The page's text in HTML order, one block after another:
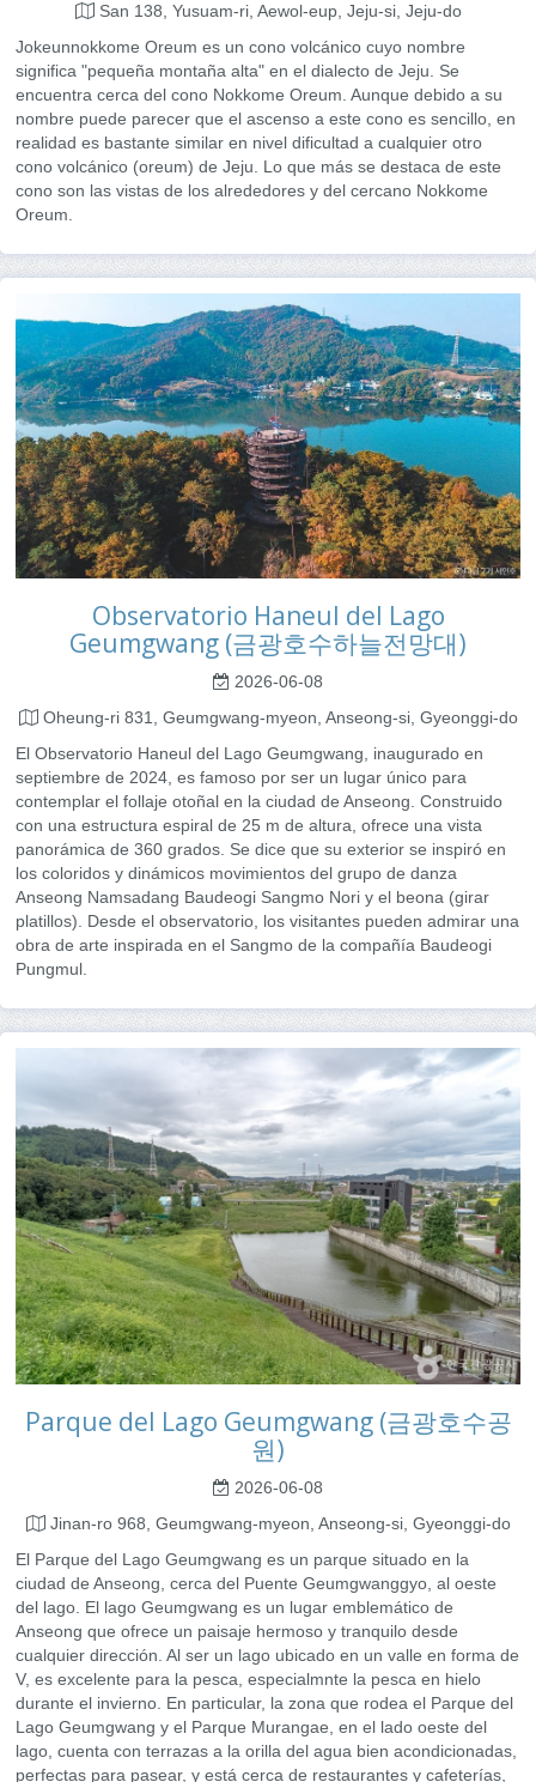
San 138, Yusuam-ri, Aewol-eup, Jeju-si, Jeju-do
Jokeunnokkome Oreum es un cono volcánico cuyo nombre
significa "pequeña montaña alta" en el dialecto de Jeju. Se
encuentra cerca del cono Nokkome Oreum. Aunque debido a su
nombre puede parecer que el ascenso a este cono es sencillo, en
realidad es bastante similar en nivel dificultad a cualquier otro
cono volcánico (oreum) de Jeju. Lo que más se destaca de este
cono son las vistas de los alrededores y del cercano Nokkome
Oreum.
Observatorio Haneul del Lago
Geumgwang (금광호수하늘전망대)
2026-06-08
Oheung-ri 831, Geumgwang-myeon, Anseong-si, Gyeonggi-do
El Observatorio Haneul del Lago Geumgwang, inaugurado en
septiembre de 2024, es famoso por ser un lugar único para
contemplar el follaje otoñal en la ciudad de Anseong. Construido
con una estructura espiral de 25 m de altura, ofrece una vista
panorámica de 360 ​​grados. Se dice que su exterior se inspiró en
los coloridos y dinámicos movimientos del grupo de danza
Anseong Namsadang Baudeogi Sangmo Nori y el beona (girar
platillos). Desde el observatorio, los visitantes pueden admirar una
obra de arte inspirada en el Sangmo de la compañía Baudeogi
Pungmul.
Parque del Lago Geumgwang (금광호수공
원)
2026-06-08
Jinan-ro 968, Geumgwang-myeon, Anseong-si, Gyeonggi-do
El Parque del Lago Geumgwang es un parque situado en la
ciudad de Anseong, cerca del Puente Geumgwanggyo, al oeste
del lago. El lago Geumgwang es un lugar emblemático de
Anseong que ofrece un paisaje hermoso y tranquilo desde
cualquier dirección. Al ser un lago ubicado en un valle en forma de
V, es excelente para la pesca, especialmnte la pesca en hielo
durante el invierno. En particular, la zona que rodea el Parque del
Lago Geumgwang y el Parque Murangae, en el lado oeste del
lago, cuenta con terrazas a la orilla del agua bien acondicionadas,
perfectas para pasear, y está cerca de restaurantes y cafeterías,